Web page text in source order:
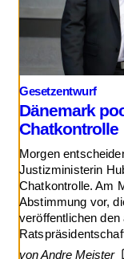
Gesetzentwurf
Dänemark
Chatkontrolle
Morgen
Justizministerin
Chatkontrolle. Am
Abstimmung vor,
veröffentlichen
von Andre Meister